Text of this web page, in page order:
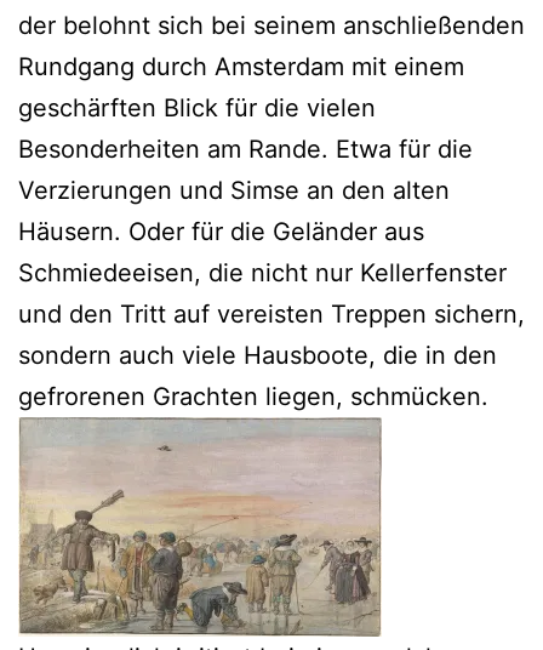
der belohnt sich bei seinem anschließenden
Rundgang durch Amsterdam mit einem
geschärften Blick für die vielen
Besonderheiten am Rande. Etwa für die
Verzierungen und Simse an den alten
Häusern. Oder für die Geländer aus
Schmiedeeisen, die nicht nur Kellerfenster
und den Tritt auf vereisten Treppen sichern,
sondern auch viele Hausboote, die in den
gefrorenen Grachten liegen, schmücken.